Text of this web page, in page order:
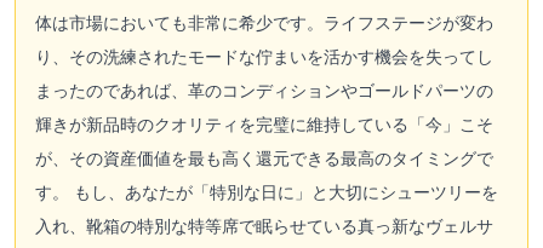
体は市場においても非常に希少です。ライフステージが変わ
り、その洗練されたモードな佇まいを活かす機会を失ってし
まったのであれば、革のコンディションやゴールドパーツの
輝きが新品時のクオリティを完璧に維持している「今」こそ
が、その資産価値を最も高く還元できる最高のタイミングで
す。 もし、あなたが「特別な日に」と大切にシューツリーを
入れ、靴箱の特別な特等席で眠らせている真っ新なヴェルサ